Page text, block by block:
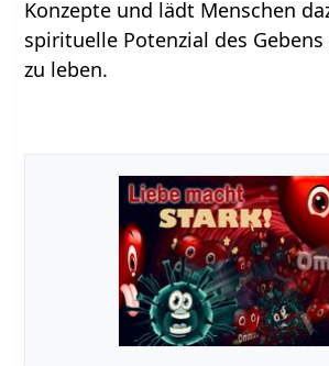
Konzepte und lädt Menschen
spirituelle Potenzial des
zu leben.